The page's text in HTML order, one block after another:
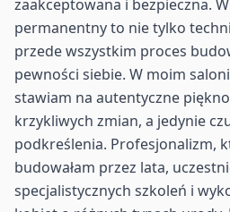
zaakceptowana i bezpieczna.
permanentny to nie tylko
przede wszystkim proces
pewności siebie. W moim
stawiam na autentyczne
krzykliwych zmian, a jedynie
podkreślenia. Profesjonalizm,
budowałam przez lata,
specjalistycznych szkoleń i